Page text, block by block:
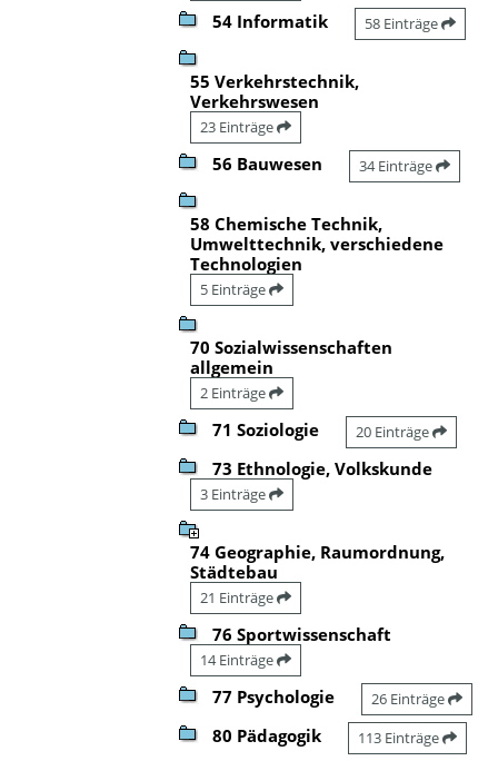
54 Informatik 58 Einträge
55 Verkehrstechnik,
Verkehrswesen
23 Einträge
56 Bauwesen 34 Einträge
58 Chemische Technik,
Umwelttechnik, verschiedene
Technologien
5 Einträge
70 Sozialwissenschaften
allgemein
2 Einträge
71 Soziologie 20 Einträge
73 Ethnologie, Volkskunde
3 Einträge
74 Geographie, Raumordnung,
Städtebau
21 Einträge
76 Sportwissenschaft
14 Einträge
77 Psychologie 26 Einträge
80 Pädagogik 113 Einträge